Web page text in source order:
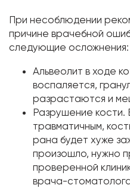
При несоблюдении
причине врачебной
следующие осложнения:
Альвеолит в ходе
воспаляется,
разрастаются и
Разрушение кости.
травматичным,
рана будет хуже
произошло, нужно
проверенной
врача-